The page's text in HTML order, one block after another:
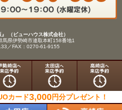
（ビューハウス株式会社）
県伊勢崎市連取本町158番地1
／FAX：0270-61-9155
Rights Reserved.
カード3,000円分プレゼント！